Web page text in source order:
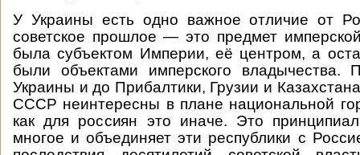
У Украины есть одно важное отличие от
советское прошлое — это предмет
была субъектом Империи, её центром, а
были объектами имперского владычества.
Украины и до Прибалтики, Грузии и
СССР неинтересны в плане национальной
как для россиян это иначе. Это
многое и объединяет эти республики с